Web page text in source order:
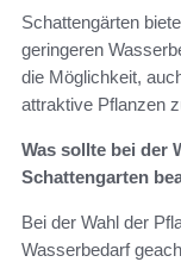
Schattengärten
geringeren
die Möglichkeit,
attraktive Pflanzen
Was sollte bei der
Schattengarten
Bei der Wahl der
Wasserbedarf